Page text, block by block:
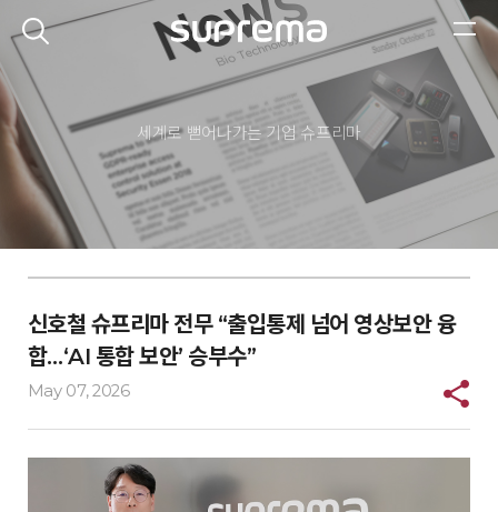
세계로 뻗어나가는 기업 슈프리마
신호철 슈프리마 전무 “출입통제 넘어 영상보안 융
합…‘AI 통합 보안’ 승부수”
May 07, 2026